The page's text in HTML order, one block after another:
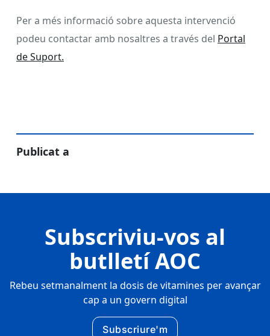
Per a més informació sobre aquesta intervenció
podeu contactar amb nosaltres a través del Portal
de Suport.
Publicat a
Subscriviu-vos al
butlletí AOC
Rebeu setmanalment la dosis de vitamines per avançar
cap a un govern digital
Subscriure'm